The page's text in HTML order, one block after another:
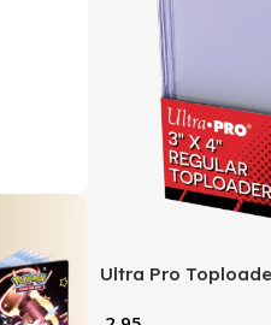
Ultra Pro